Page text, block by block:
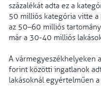
százalékát adta ez a
50 milliós kategória vitte a
az 50–60 milliós
már a 30-40 milliós
A vármegyeszékhelyeken
forint közötti ingatlanok
lakásoknál egyértelműen